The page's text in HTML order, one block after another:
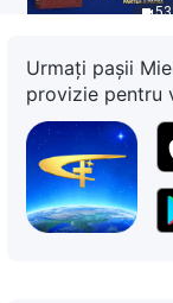
Urmați pașii
provizie pentru